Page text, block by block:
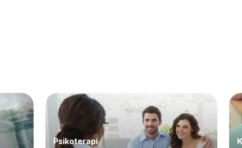
Psikoterapi